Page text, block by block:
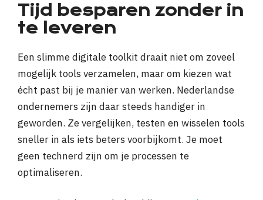
Tijd besparen zonder in
te leveren
Een slimme digitale toolkit draait niet om zoveel
mogelijk tools verzamelen, maar om kiezen wat
écht past bij je manier van werken. Nederlandse
ondernemers zijn daar steeds handiger in
geworden. Ze vergelijken, testen en wisselen tools
sneller in als iets beters voorbijkomt. Je moet
geen technerd zijn om je processen te
optimaliseren.